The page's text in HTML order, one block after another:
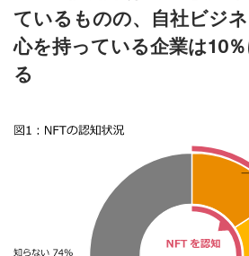
ているものの、自社ビジ
心を持っている企業は10
る